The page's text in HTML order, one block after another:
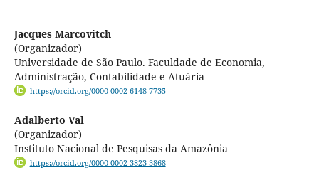
Jacques Marcovitch
(Organizador)
Universidade de São Paulo. Faculdade de Economia,
Administração, Contabilidade e Atuária
https://orcid.org/0000-0002-6148-7735
Adalberto Val
(Organizador)
Instituto Nacional de Pesquisas da Amazônia
https://orcid.org/0000-0002-3823-3868